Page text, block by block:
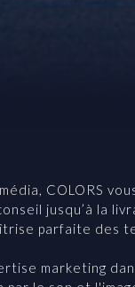
COLORS
jusqu’à la
parfaite des
marketing